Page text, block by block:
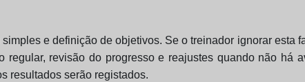
e definição de objetivos. Se o treinador ignorar esta
revisão do progresso e reajustes quando não há
resultados serão registados.